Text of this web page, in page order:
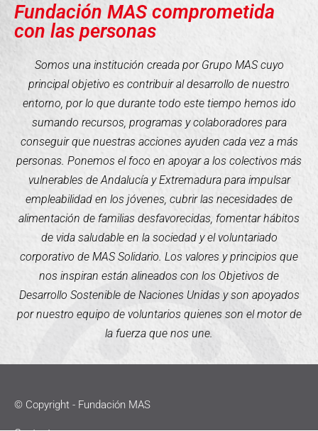
Fundación MAS comprometida
con las personas
Somos una institución creada por Grupo MAS cuyo
principal objetivo es contribuir al desarrollo de nuestro
entorno, por lo que durante todo este tiempo hemos ido
sumando recursos, programas y colaboradores para
conseguir que nuestras acciones ayuden cada vez a más
personas. Ponemos el foco en apoyar a los colectivos más
vulnerables de Andalucía y Extremadura para impulsar
empleabilidad en los jóvenes, cubrir las necesidades de
alimentación de familias desfavorecidas, fomentar hábitos
de vida saludable en la sociedad y el voluntariado
corporativo de MAS Solidario. Los valores y principios que
nos inspiran están alineados con los Objetivos de
Desarrollo Sostenible de Naciones Unidas y son apoyados
por nuestro equipo de voluntarios quienes son el motor de
la fuerza que nos une.
© Copyright - Fundación MAS